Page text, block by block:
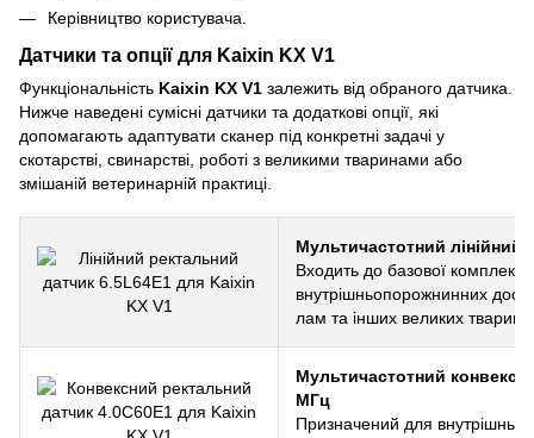
Керівництво користувача.
Датчики та опції для Kaixin KX V1
Функціональність Kaixin KX V1 залежить від обраного датчика.
Нижче наведені сумісні датчики та додаткові опції, які
допомагають адаптувати сканер під конкретні задачі у
скотарстві, свинарстві, роботі з великими тваринами або
змішаній ветеринарній практиці.
Мультичастотний
Входить до базової
внутрішньопорожнинних
лам та інших великих тварин.
Мультичастотний
МГц
Призначений для